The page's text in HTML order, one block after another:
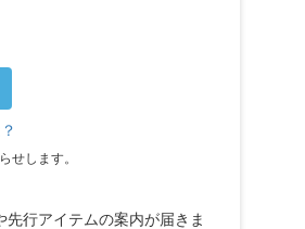
せします。
先行アイテムの案内が届きま